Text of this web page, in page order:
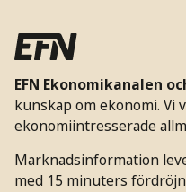
EFN Ekonomikanalen
kunskap om ekonomi. Vi
ekonomiintresserade
Marknadsinformation
med 15 minuters